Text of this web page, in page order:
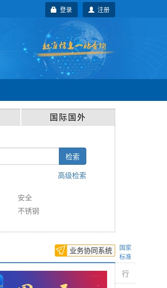
注册
登录
国
国家
标准
行
国际国外
检索
高级检索
安全
不锈钢
业务协同系统